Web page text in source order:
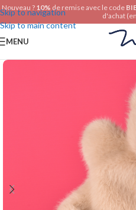
Skip to navigation
Skip to main content
Nouveau ? 10% de remise avec le code
d'achat
MENU